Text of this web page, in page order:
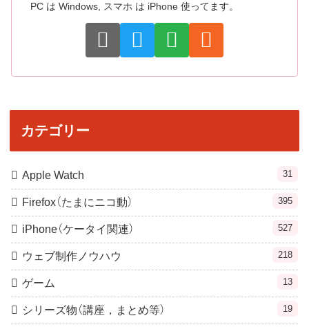
PC は Windows, スマホ は iPhone 使ってます。
カテゴリー
Apple Watch 31
Firefox（たまにニコ動） 395
iPhone（ケータイ関連） 527
ウェブ制作ノウハウ 218
ゲーム 13
シリーズ物（講座，まとめ等） 19